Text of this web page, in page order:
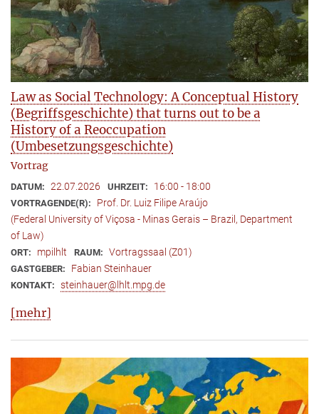
Law as Social Technology: A Conceptual History
(Begriffsgeschichte) that turns out to be a
History of a Reoccupation
(Umbesetzungsgeschichte)
Vortrag
DATUM: 22.07.2026 UHRZEIT: 16:00 - 18:00
VORTRAGENDE(R):
Prof. Dr. Luiz Filipe Araújo
(Federal University of Viçosa - Minas Gerais – Brazil, Department
of Law)
ORT: mpilhlt RAUM: Vortragssaal (Z01)
GASTGEBER: Fabian Steinhauer
KONTAKT: steinhauer@lhlt.mpg.de
[mehr]